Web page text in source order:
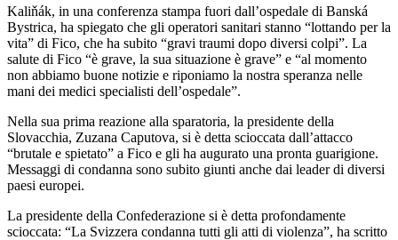
Kaliňák, in una conferenza stampa fuori dall’ospedale di Banská
Bystrica, ha spiegato che gli operatori sanitari stanno “lottando per la
vita” di Fico, che ha subito “gravi traumi dopo diversi colpi”. La
salute di Fico “è grave, la sua situazione è grave” e “al momento
non abbiamo buone notizie e riponiamo la nostra speranza nelle
mani dei medici specialisti dell’ospedale”.
Nella sua prima reazione alla sparatoria, la presidente della
Slovacchia, Zuzana Caputova, si è detta scioccata dall’attacco
“brutale e spietato” a Fico e gli ha augurato una pronta guarigione.
Messaggi di condanna sono subito giunti anche dai leader di diversi
paesi europei.
La presidente della Confederazione si è detta profondamente
scioccata: “La Svizzera condanna tutti gli atti di violenza”, ha scritto